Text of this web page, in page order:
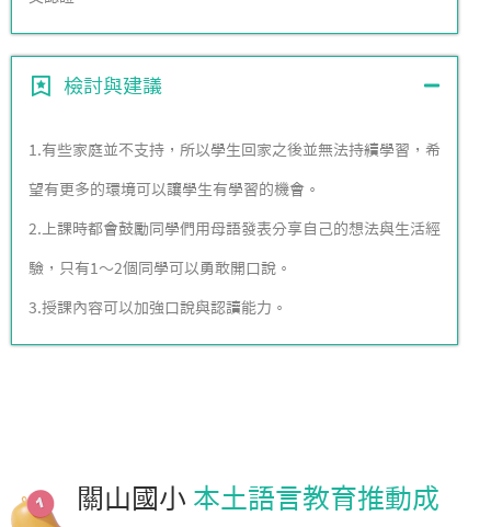
檢討與建議
1.有些家庭並不支持，所以學生回家之後並無法持續學習，希
望有更多的環境可以讓學生有學習的機會。
2.上課時都會鼓勵同學們用母語發表分享自己的想法與生活經
驗，只有1～2個同學可以勇敢開口說。
3.授課內容可以加強口說與認讀能力。
關山國小 本土語言教育推動成